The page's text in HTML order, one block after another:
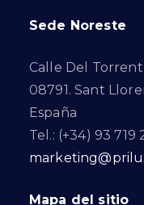
Sede Noreste
Calle Del Torrent
08791. Sant
España
Tel.: (+34) 93 719
Mapa del sitio